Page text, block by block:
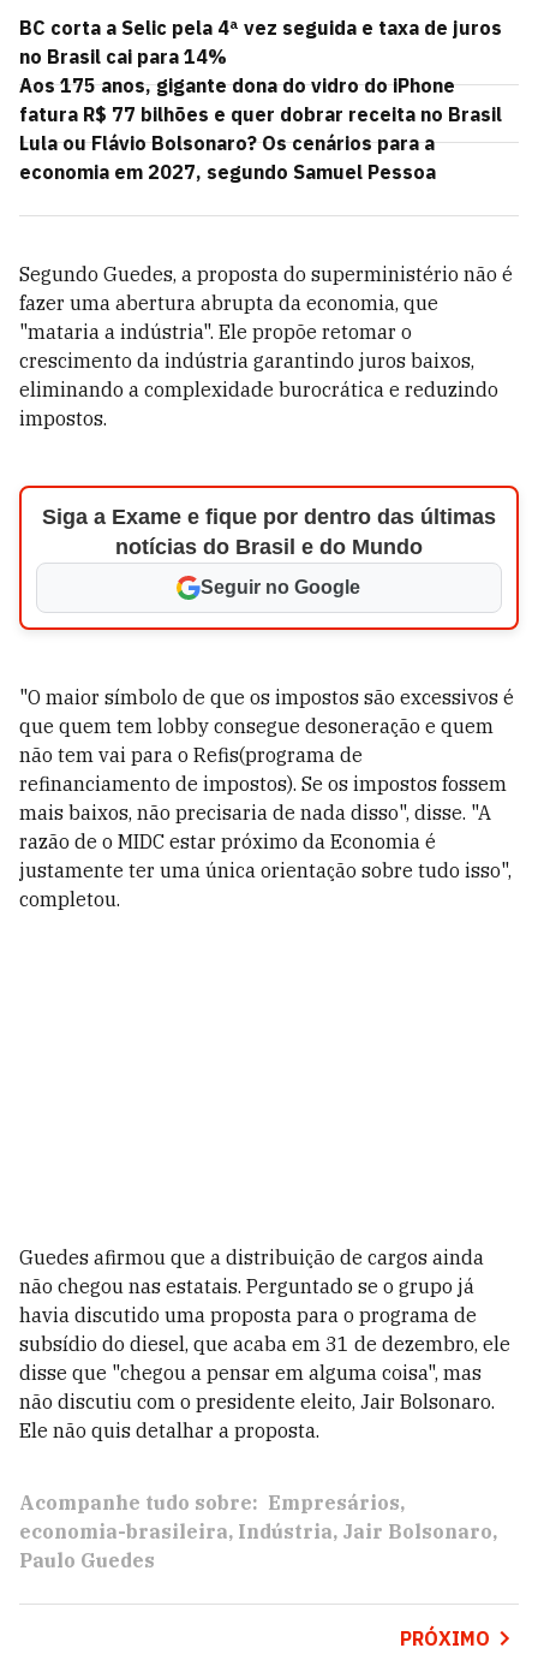
BC corta a Selic pela 4ª vez seguida e taxa de juros
no Brasil cai para 14%
Aos 175 anos, gigante dona do vidro do iPhone
fatura R$ 77 bilhões e quer dobrar receita no Brasil
Lula ou Flávio Bolsonaro? Os cenários para a
economia em 2027, segundo Samuel Pessoa
Segundo Guedes, a proposta do superministério não é
fazer uma abertura abrupta da economia, que
"mataria a indústria". Ele propõe retomar o
crescimento da indústria garantindo juros baixos,
eliminando a complexidade burocrática e reduzindo
impostos.
Siga a Exame e fique por dentro das últimas
notícias do Brasil e do Mundo
Seguir no Google
"O maior símbolo de que os impostos são excessivos é
que quem tem lobby consegue desoneração e quem
não tem vai para o Refis(programa de
refinanciamento de impostos). Se os impostos fossem
mais baixos, não precisaria de nada disso", disse. "A
razão de o MIDC estar próximo da Economia é
justamente ter uma única orientação sobre tudo isso",
completou.
Guedes afirmou que a distribuição de cargos ainda
não chegou nas estatais. Perguntado se o grupo já
havia discutido uma proposta para o programa de
subsídio do diesel, que acaba em 31 de dezembro, ele
disse que "chegou a pensar em alguma coisa", mas
não discutiu com o presidente eleito, Jair Bolsonaro.
Ele não quis detalhar a proposta.
Acompanhe tudo sobre: Empresários
economia-brasileira Indústria Jair Bolsonaro
Paulo Guedes
PRÓXIMO